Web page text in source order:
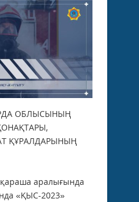
ОБЛЫСЫНЫҢ
ҚҰРАЛДАРЫНЫҢ
аралығында
«ҚЫС-2023»